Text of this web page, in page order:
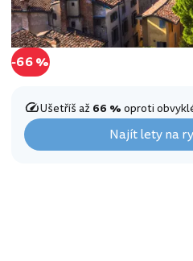
-66 %
Ušetříš až66 %oproti
Najít lety na